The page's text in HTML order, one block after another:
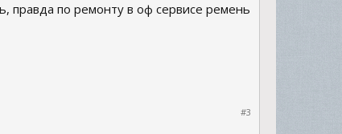
правда по ремонту в оф сервисе ремень
#3